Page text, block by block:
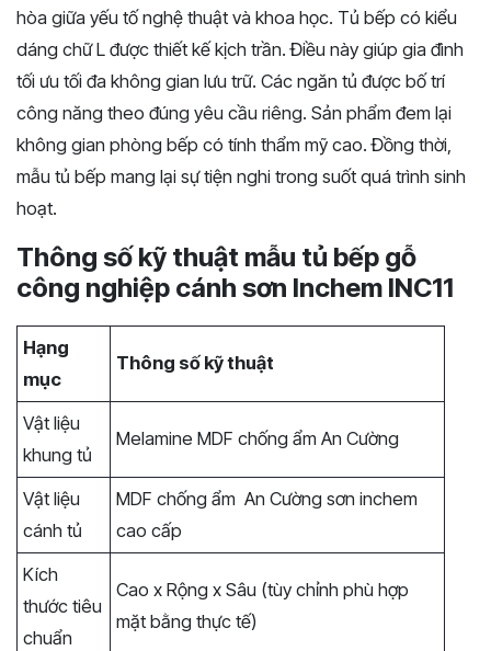
hòa giữa yếu tố nghệ thuật và khoa học. Tủ bếp có kiểu
dáng chữ L được thiết kế kịch trần. Điều này giúp gia đình
tối ưu tối đa không gian lưu trữ. Các ngăn tủ được bố trí
công năng theo đúng yêu cầu riêng. Sản phẩm đem lại
không gian phòng bếp có tính thẩm mỹ cao. Đồng thời,
mẫu tủ bếp mang lại sự tiện nghi trong suốt quá trình sinh
hoạt.
Thông số kỹ thuật mẫu tủ bếp gỗ
công nghiệp cánh sơn Inchem INC11
Hạng
mục
Thông số kỹ thuật
Vật liệu
khung tủ
Melamine MDF chống ẩm An Cường
Vật liệu
cánh tủ
MDF chống ẩm An Cường sơn inchem
cao cấp
Kích
thước tiêu
chuẩn
Cao x Rộng x Sâu (tùy chỉnh phù hợp
mặt bằng thực tế)